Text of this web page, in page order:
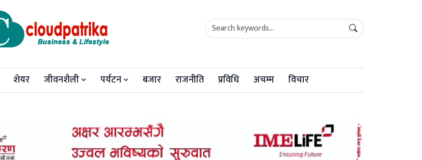
शेयर जीवनशैली पर्यटन बजार राजनीति प्रविधि अचम्म विचार